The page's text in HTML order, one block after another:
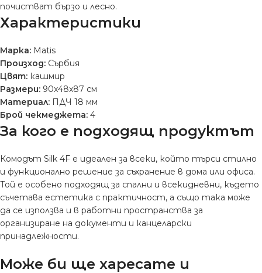
почистват бързо и лесно.
Характеристики
Марка: Matis
Произход: Сърбия
Цвят: кашмир
Размери: 90x48x87 см
Материал: ПДЧ 18 мм
Брой чекмеджета: 4
За кого е подходящ продуктът
Комодът Silk 4F е идеален за всеки, който търси стилно
и функционално решение за съхранение в дома или офиса.
Той е особено подходящ за спални и всекидневни, където
съчетава естетика с практичност, а също така може
да се използва и в работни пространства за
организиране на документи и канцеларски
принадлежности.
Може би ще харесате и